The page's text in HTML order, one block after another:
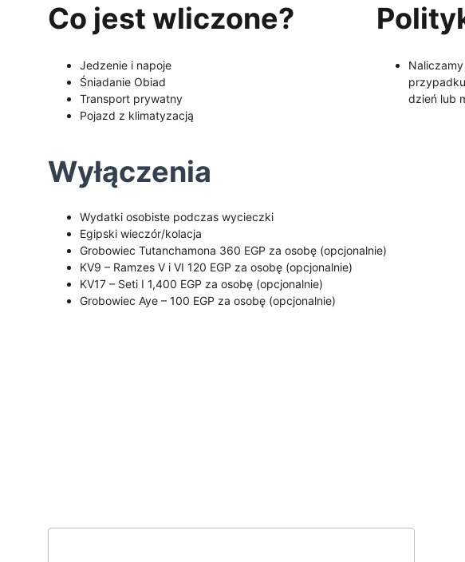
Co jest wliczone?
Jedzenie i napoje
Śniadanie Obiad
Transport prywatny
Pojazd z klimatyzacją
Wyłączenia
Wydatki osobiste podczas wycieczki
Egipski wieczór/kolacja
Grobowiec Tutanchamona 360 EGP za osobę (opcjonalnie)
KV9 – Ramzes V i VI 120 EGP za osobę (opcjonalnie)
KV17 – Seti I 1,400 EGP za osobę (opcjonalnie)
Grobowiec Aye – 100 EGP za osobę (opcjonalnie)
dzień lub